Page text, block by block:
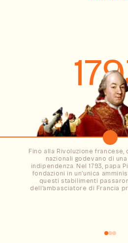
Fino alla Rivoluzione
nazionali godevano di
indipendenza. Nel 1793, papa
fondazioni in un’unica
questi stabilimenti
dell’ambasciatore di Francia